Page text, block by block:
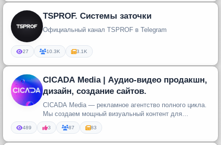
TSPROF. Системы заточки
Официальный канал TSPROF в Telegram
27 10.3K 3.1K
CICADA Media | Аудио-видео продакшн,
дизайн, создание сайтов.
CICADA Media — рекламное агентство полного цикла.
Мы создаем мощный визуальный контент для
брендов: профессиональный ауд...
489 3 87 83